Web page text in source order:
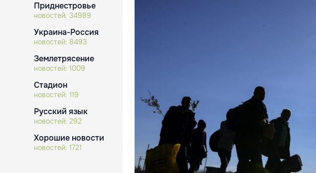
Приднестровье
новостей: 34989
Украина-Россия
новостей: 8493
Землетрясение
новостей: 1009
Стадион
новостей: 119
Русский язык
новостей: 292
Хорошие новости
новостей: 1721